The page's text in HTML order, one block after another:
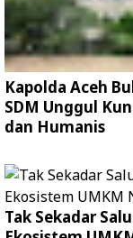
Kapolda Aceh
SDM Unggul
dan Humanis
Tak Sekadar